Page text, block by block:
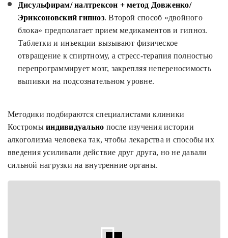
Дисульфирам/ налтрексон + метод Довженко/
Эриксоновский гипноз. Второй способ «двойного
блока» предполагает прием медикаментов и гипноз.
Таблетки и инъекции вызывают физическое
отвращение к спиртному, а стресс-терапия полностью
перепрограммирует мозг, закрепляя непереносимость
выпивки на подсознательном уровне.
Методики подбираются специалистами клиники
Костромыиндивидуально после изучения истории
алкоголизма человека так, чтобы лекарства и способы их
введения усиливали действие друг друга, но не давали
сильной нагрузки на внутренние органы.